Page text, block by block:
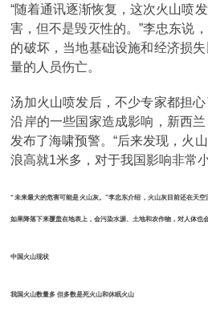
“随着通讯逐渐恢复，这次火山喷
害，但不是毁灭性的。”李忠东说
的破坏，当地基础设施和经济损
量的人员伤亡。
汤加火山喷发后，不少专家都担
沿岸的一些国家造成影响，新西
发布了海啸预警。“后来发现，火
浪高就1米多，对于我国影响非常
“未来最大的危害可能是火山灰。”李忠东介绍， 火山灰目前还在天
如果降落下来覆盖在地表上，会污染水源、土地和农作物，对人体也
中国火山现状
我国火山数量多 但多数是死火山和休眠火山